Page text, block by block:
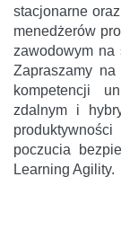
stacjonarne
menedżerów
zawodowym na
Zapraszamy
kompetencji
zdalnym i
poczucia
Learning Agility.